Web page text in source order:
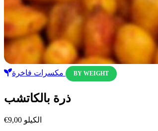
BY WEIGHT
ذرة بالكاتشب
€9,00 الكيلو